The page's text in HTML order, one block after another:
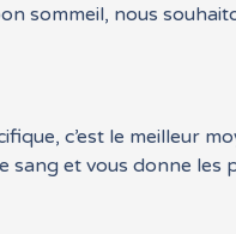
sommeil, nous
c’est le meilleur
sang et vous donne les